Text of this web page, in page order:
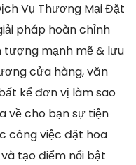
Vụ Thương Mại Đặt
pháp hoàn chỉnh
tượng mạnh mẽ & lưu
cửa hàng, văn
kể đơn vị làm sao
về cho bạn sự tiện
công việc đặt hoa
tạo điểm nổi bật